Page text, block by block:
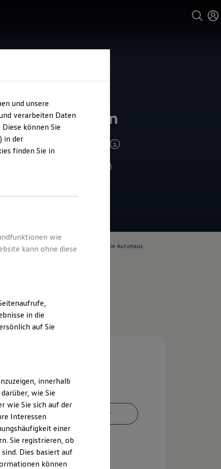
Barghorn
Service 2026
für die Inhalte auf dieser Seite ist die Autohaus
Ansprechpartner
und unsere
verarbeiten Daten
können Sie
in der
finden Sie in
wie
kann ohne diese
in die
auf Sie
innerhalb
wie Sie
wie Sie sich auf der
Interessen
einer
Sie registrieren, ob
Dies basiert auf
können